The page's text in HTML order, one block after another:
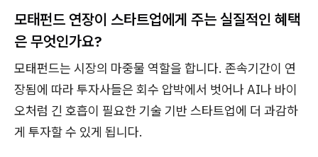
모태펀드 연장이 스타트업에게 주는 실질적인 혜택
은 무엇인가요?
모태펀드는 시장의 마중물 역할을 합니다. 존속기간이 연
장됨에 따라 투자사들은 회수 압박에서 벗어나 AI나 바이
오처럼 긴 호흡이 필요한 기술 기반 스타트업에 더 과감하
게 투자할 수 있게 됩니다.